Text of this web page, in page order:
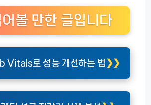
볼 만한 글입니다
Vitals로 성능 개선하는 법